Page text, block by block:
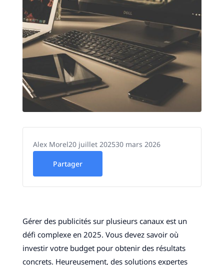
Alex Morel20 juillet 202530 mars 2026
Partager
Gérer des publicités sur plusieurs canaux est un
défi complexe en 2025. Vous devez savoir où
investir votre budget pour obtenir des résultats
concrets. Heureusement, des solutions expertes